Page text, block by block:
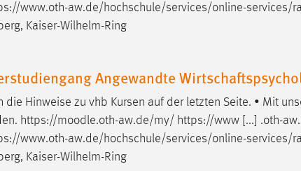
www.oth-aw.de/hochschule/services/online-services/
Kaiser-Wilhelm-Ring
Angewandte
die Hinweise zu vhb Kursen auf der letzten Seite. • Mit
https://moodle.oth-aw.de/my/ https://www [...] .oth-
www.oth-aw.de/hochschule/services/online-services/
Kaiser-Wilhelm-Ring